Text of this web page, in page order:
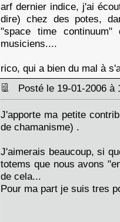
arf dernier indice, j'ai
dire) chez des potes,
"space time
musiciens....
rico, qui a bien du mal à
Posté le 19-01-2006 à
J'apporte ma petite
de chamanisme) .
J'aimerais beaucoup, si
totems que nous avons
de cela...
Pour ma part je suis tres